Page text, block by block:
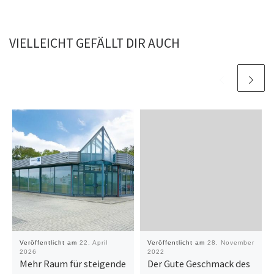
VIELLEICHT GEFÄLLT DIR AUCH
Veröffentlicht am 22. April
2026
Mehr Raum für steigende
Veröffentlicht am 28. November
2022
Der Gute Geschmack des